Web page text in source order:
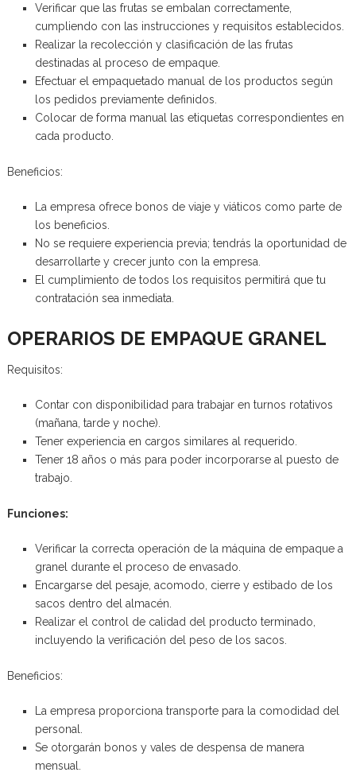
Verificar que las frutas se embalan correctamente,
cumpliendo con las instrucciones y requisitos establecidos.
Realizar la recolección y clasificación de las frutas
destinadas al proceso de empaque.
Efectuar el empaquetado manual de los productos según
los pedidos previamente definidos.
Colocar de forma manual las etiquetas correspondientes en
cada producto.
Beneficios:
La empresa ofrece bonos de viaje y viáticos como parte de
los beneficios.
No se requiere experiencia previa; tendrás la oportunidad de
desarrollarte y crecer junto con la empresa.
El cumplimiento de todos los requisitos permitirá que tu
contratación sea inmediata.
OPERARIOS DE EMPAQUE GRANEL
Requisitos:
Contar con disponibilidad para trabajar en turnos rotativos
(mañana, tarde y noche).
Tener experiencia en cargos similares al requerido.
Tener 18 años o más para poder incorporarse al puesto de
trabajo.
Funciones:
Verificar la correcta operación de la máquina de empaque a
granel durante el proceso de envasado.
Encargarse del pesaje, acomodo, cierre y estibado de los
sacos dentro del almacén.
Realizar el control de calidad del producto terminado,
incluyendo la verificación del peso de los sacos.
Beneficios:
La empresa proporciona transporte para la comodidad del
personal.
Se otorgarán bonos y vales de despensa de manera
mensual.